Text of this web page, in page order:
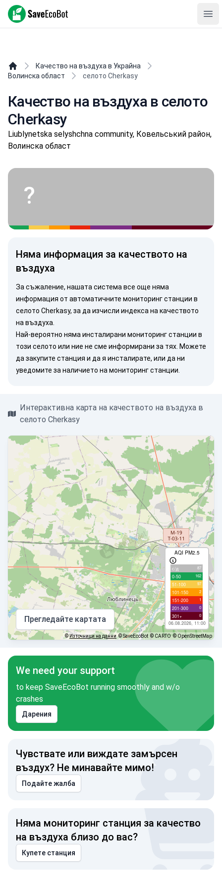
SaveEcoBot
Качество на въздуха в Украйна
Волинска област
селото Cherkasy
Качество на въздуха в селото
Cherkasy
Liublynetska selyshchna community, Ковельський район,
Волинска област
?
Няма информация за качеството на
въздуха
За съжаление, нашата система все още няма
информация от автоматичните мониторинг станции в
селото Cherkasy, за да изчисли индекса на качеството
на въздуха.
Най-вероятно няма инсталирани мониторинг станции в
този селото или ние не сме информирани за тях. Можете
да закупите станция и да я инсталирате, или да ни
уведомите за наличието на мониторинг станции.
Интерактивна карта на качеството на въздуха в
селото Cherkasy
AQI PM2.5
с/д 87
0-50 162
51-100 97
101-150 2
151-200 1
201-300 0
301+ 0
06.08.2026, 11:00
Прегледайте картата
© Източници на данни © SaveEcoBot © CARTO © OpenStreetMap
We need your support
to keep SaveEcoBot running smoothly and w/o
crashes
Дарения
Чувствате или виждате замърсен
въздух? Не минавайте мимо!
Подайте жалба
Няма мониторинг станция за качество
на въздуха близо до вас?
Купете станция